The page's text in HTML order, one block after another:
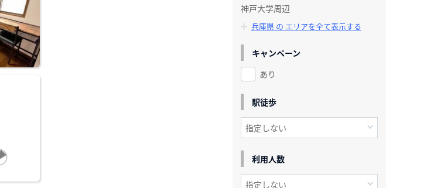
神戸大学周辺
兵庫県 の エリアを全て表示する
キャンペーン
あり
駅徒歩
利用人数